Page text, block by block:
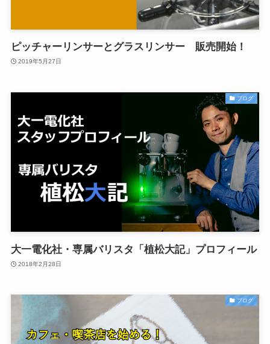
ピッチャーリンサーとグラスリンサー 販売開始！
2019年5月27日
ブログ
大一電化社・専属バリスタ「植松大記」プロフィール
2018年2月28日
ブログ